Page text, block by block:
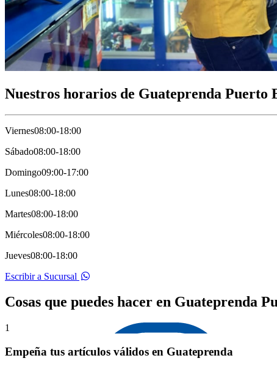
Nuestros horarios de Guateprenda Puerto
Viernes08:00-18:00
Sábado08:00-18:00
Domingo09:00-17:00
Lunes08:00-18:00
Martes08:00-18:00
Miércoles08:00-18:00
Jueves08:00-18:00
Escribir a Sucursal
Cosas que puedes hacer en Guateprenda
1
Empeña tus artículos válidos en Guateprenda